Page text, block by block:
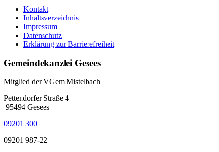
Kontakt
Inhaltsverzeichnis
Impressum
Datenschutz
Erklärung zur Barrierefreiheit
Gemeindekanzlei Gesees
Mitglied der VGem Mistelbach
Pettendorfer Straße 4
95494 Gesees
09201 300
09201 987-22